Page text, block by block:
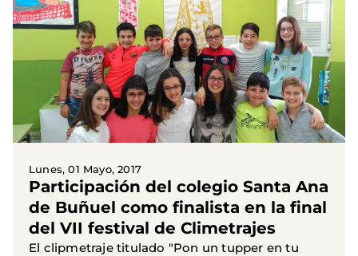
Lunes, 01 Mayo, 2017
Participación del colegio Santa Ana
de Buñuel como finalista en la final
del VII festival de Climetrajes
El clipmetraje titulado "Pon un tupper en tu